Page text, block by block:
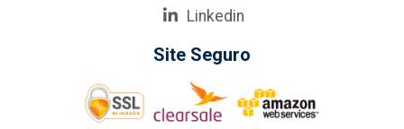
Linkedin
Site Seguro